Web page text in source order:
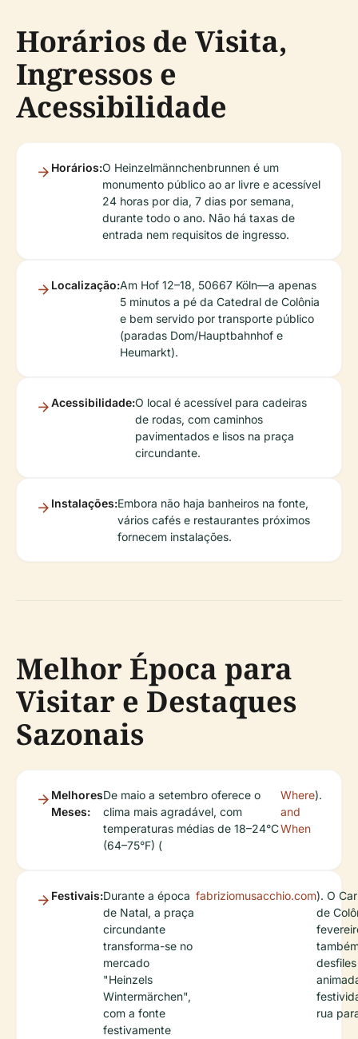
Horários de Visita,
Ingressos e
Acessibilidade
Horários:O Heinzelmännchenbrunnen é um
monumento público ao ar livre e acessível
24 horas por dia, 7 dias por semana,
durante todo o ano. Não há taxas de
entrada nem requisitos de ingresso.
Localização:Am Hof 12–18, 50667 Köln—a apenas
5 minutos a pé da Catedral de Colônia
e bem servido por transporte público
(paradas Dom/Hauptbahnhof e
Heumarkt).
Acessibilidade:O local é acessível para cadeiras
de rodas, com caminhos
pavimentados e lisos na praça
circundante.
Instalações:Embora não haja banheiros na fonte,
vários cafés e restaurantes próximos
fornecem instalações.
Melhor Época para
Visitar e Destaques
Sazonais
Melhores
Meses:
De maio a setembro oferece o
clima mais agradável, com
temperaturas médias de 18–24°C
(64–75°F) (
Where
and
When
).
Festivais:Durante a época
de Natal, a praça
circundante
transforma-se no
mercado
"Heinzels
Wintermärchen",
com a fonte
festivamente
fabriziomusacchio.com). O
de
rua